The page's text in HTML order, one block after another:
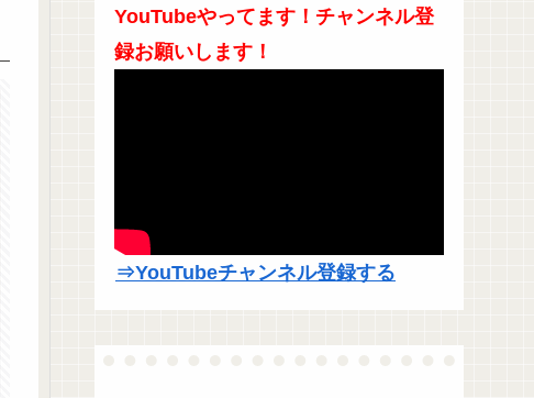
YouTubeやってます！チャンネル登
録お願いします！
⇒YouTubeチャンネル登録する